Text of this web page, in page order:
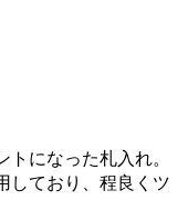
になった札入れ。
しており、程良くツ